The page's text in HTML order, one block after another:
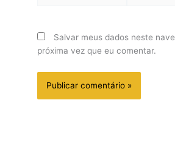
Salvar meus dados neste
próxima vez que eu comentar.